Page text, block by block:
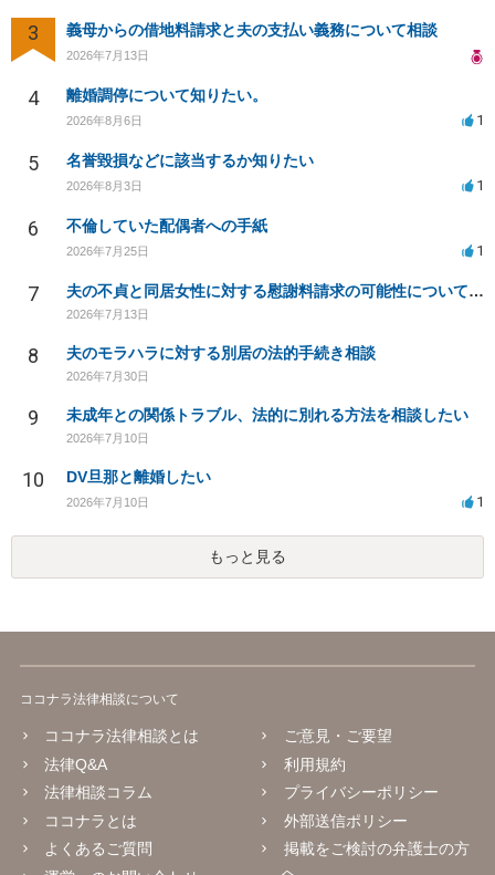
3 義母からの借地料請求と夫の支払い義務について相談
2026年7月13日
4 離婚調停について知りたい。
2026年8月6日 1
5 名誉毀損などに該当するか知りたい
2026年8月3日 1
6 不倫していた配偶者への手紙
2026年7月25日 1
7 夫の不貞と同居女性に対する慰謝料請求の可能性について相談
2026年7月13日
8 夫のモラハラに対する別居の法的手続き相談
2026年7月30日
9 未成年との関係トラブル、法的に別れる方法を相談したい
2026年7月10日
10 DV旦那と離婚したい
2026年7月10日 1
もっと見る
ココナラ法律相談について
ココナラ法律相談とは
法律Q&A
法律相談コラム
ココナラとは
よくあるご質問
ご意見・ご要望
利用規約
プライバシーポリシー
外部送信ポリシー
掲載をご検討の弁護士の方